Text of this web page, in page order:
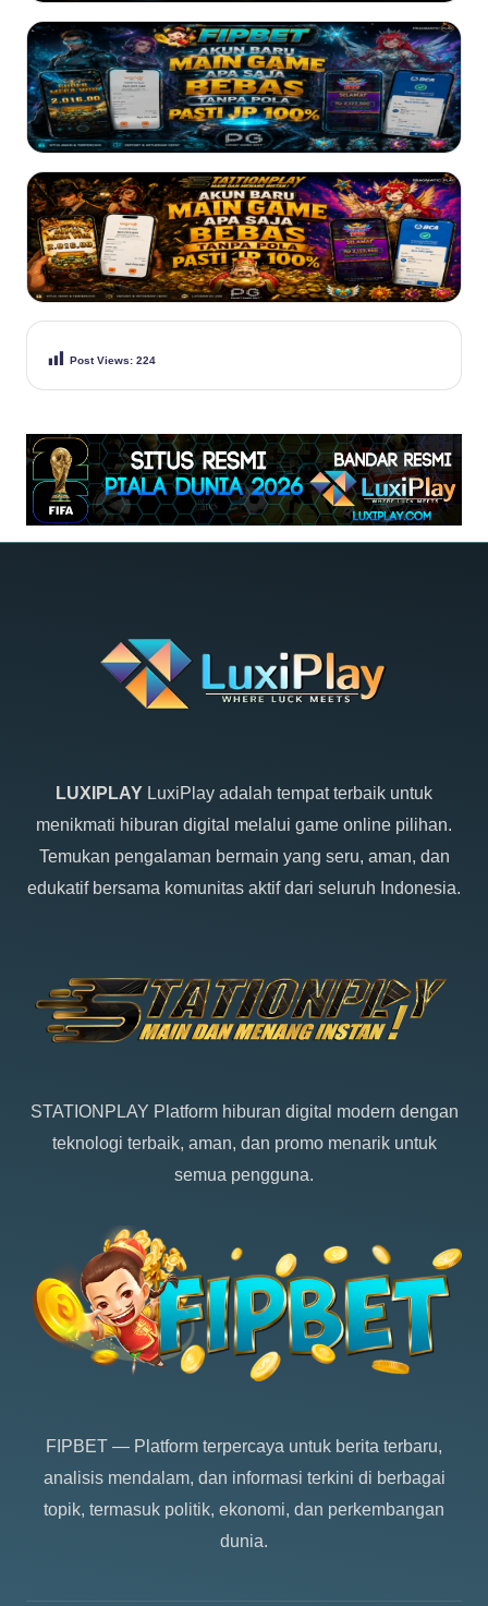
Post Views: 224
LUXIPLAY LuxiPlay adalah tempat terbaik untuk
menikmati hiburan digital melalui game online pilihan.
Temukan pengalaman bermain yang seru, aman, dan
edukatif bersama komunitas aktif dari seluruh Indonesia.
STATIONPLAY Platform hiburan digital modern dengan
teknologi terbaik, aman, dan promo menarik untuk
semua pengguna.
FIPBET — Platform terpercaya untuk berita terbaru,
analisis mendalam, dan informasi terkini di berbagai
topik, termasuk politik, ekonomi, dan perkembangan
dunia.